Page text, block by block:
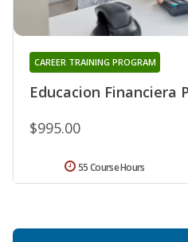
Educacion Financiera
CAREER TRAINING PROGRAM
$995.00
55 Course Hours